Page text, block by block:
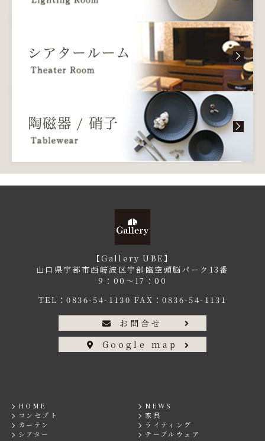
【Gallery UBE】
山口県宇部市西岐波区宇部臨空頭脳パーク13番
9：00〜17：00
TEL：0836-54-1130 FAX：0836-54-1131
お問合せ
Google map
HOME
NEWS
コンセプト
家具
カーテン
ライティング
シアター
テーブルウェア